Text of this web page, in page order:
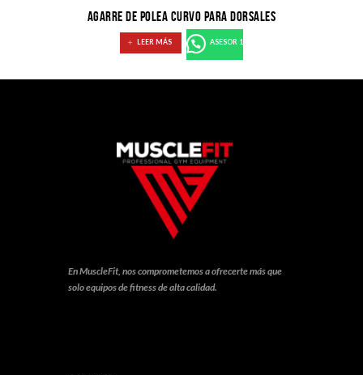
AGARRE DE POLEA CURVO PARA DORSALES
LEER MÁS ASESOR 1
En MuscleFit, nos comprometemos a ofrecerte más que
solo equipos de fitness de alta calidad.